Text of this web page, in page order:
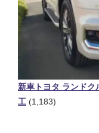
新車トヨタ ランド
工 (1,183)